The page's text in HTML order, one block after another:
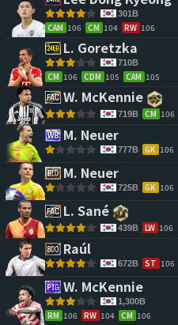
301B
CAM 106 CM 104 RW 106
L. Goretzka
710B
CM 106 CDM 105 CAM 105
W. McKennie
719B CM 106
M. Neuer
777B GK 106
M. Neuer
725B GK 106
L. Sané
439B LW 106
Raúl
672B ST 106
W. McKennie
1,300B
RM 106 RW 104 CM 106